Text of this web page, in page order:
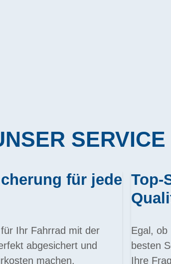
für jede
Ihr Fahrrad mit der
abgesichert und
machen.
Top-
Egal, ob
besten
Ihre